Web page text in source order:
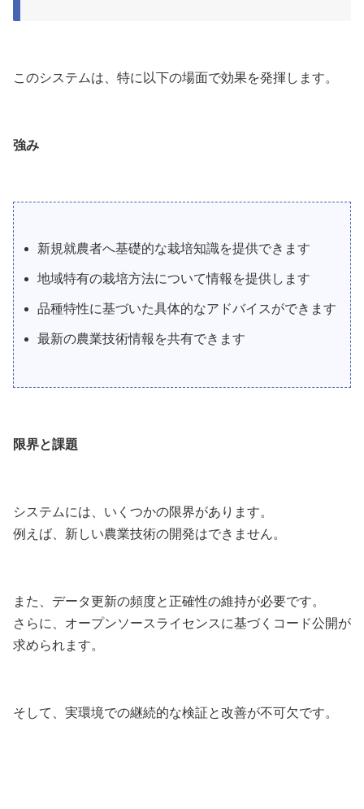
このシステムは、特に以下の場面で効果を発揮します。
強み
新規就農者へ基礎的な栽培知識を提供できます
地域特有の栽培方法について情報を提供します
品種特性に基づいた具体的なアドバイスができます
最新の農業技術情報を共有できます
限界と課題
システムには、いくつかの限界があります。
例えば、新しい農業技術の開発はできません。
また、データ更新の頻度と正確性の維持が必要です。
さらに、オープンソースライセンスに基づくコード公開が
求められます。
そして、実環境での継続的な検証と改善が不可欠です。